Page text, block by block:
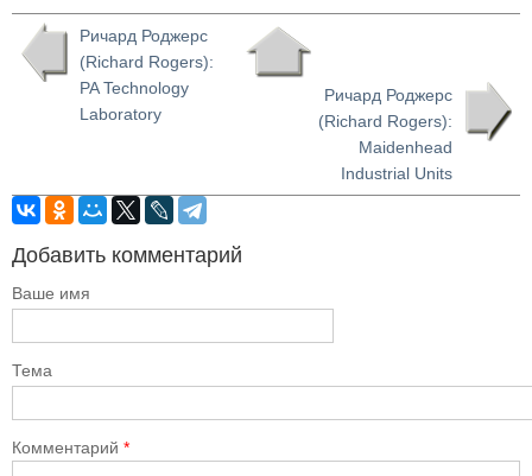
Ричард Роджерс
(Richard Rogers):
PA Technology
Laboratory
Ричард Роджерс
(Richard Rogers):
Maidenhead
Industrial Units
Добавить комментарий
Ваше имя
Тема
Комментарий *